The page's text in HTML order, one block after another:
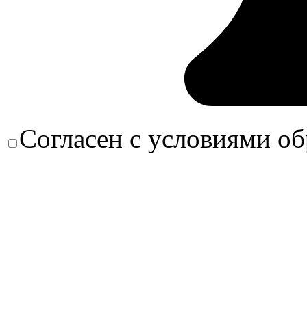
Согласен с условиями